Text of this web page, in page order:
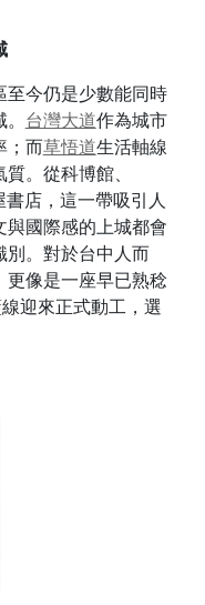
今仍是少數能同時
台灣大道作為城市
；而草悟道生活軸線
。從科博館、
店，這一帶吸引人
國際感的上城都會
別。對於台中人而
像是一座早已熟稔
迎來正式動工，選